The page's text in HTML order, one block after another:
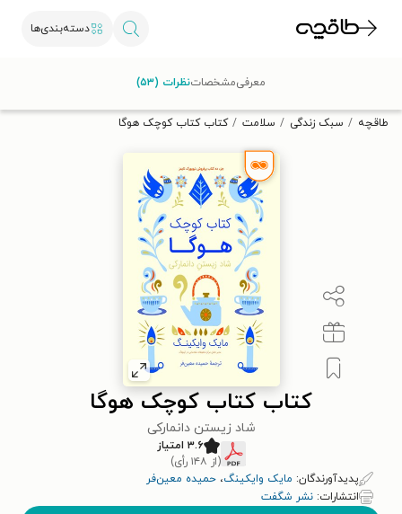
دسته‌بندی‌ها
تخفیف از طاقچه دریافت کن.
طاقچه سبک زندگی سلامت کتاب کتاب کوچک هوگا
کتاب کتاب کوچک هوگا
شاد زیستن دانمارکی
۳.۶ امتیاز
(از ۱۴۸ رأی)
پدیدآورندگان: مایک وایکینگ، حمیده معین‌فر
انتشارات: نشر شگفت
معرفیمشخصاتنظرات (۵۳)